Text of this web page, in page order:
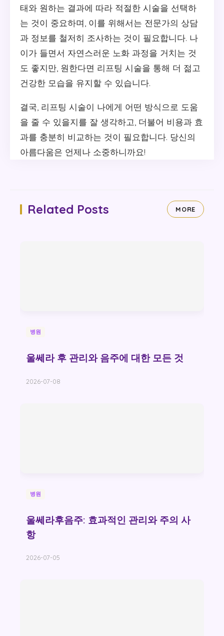
태와 원하는 결과에 따라 적절한 시술을 선택하
는 것이 중요하며, 이를 위해서는 전문가의 상담
과 정보를 철저히 조사하는 것이 필요합니다. 나
이가 들면서 자연스러운 노화 과정을 거치는 것
도 좋지만, 원한다면 리프팅 시술을 통해 더 젊고
건강한 모습을 유지할 수 있습니다.
결국, 리프팅 시술이 나에게 어떤 방식으로 도움
을 줄 수 있을지를 잘 생각하고, 더불어 비용과 효
과를 충분히 비교하는 것이 필요합니다. 당신의
아름다움은 언제나 소중하니까요!
Related Posts MORE
병원
울쎄라 후 관리와 음주에 대한 모든 것
2026-07-08
병원
울쎄라후음주: 효과적인 관리와 주의 사
항
2026-07-05